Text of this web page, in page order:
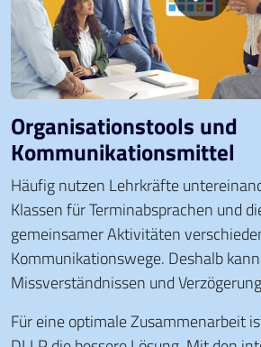
Organisationstools und
Kommunikationsmittel
Häufig nutzen Lehrkräfte
Klassen für Terminabsprachen und
gemeinsamer Aktivitäten
Kommunikationswege. Deshalb
Missverständnissen und
Für eine optimale Zusammenarbeit